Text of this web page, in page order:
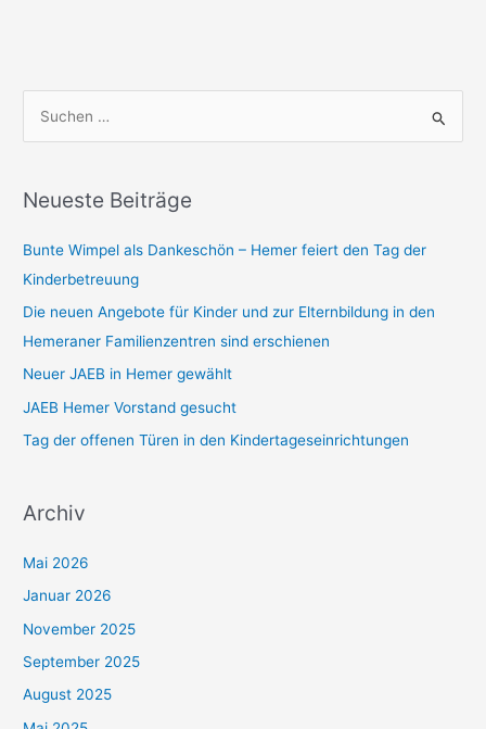
h
n
n
a
c
h
Neueste Beiträge
Bunte Wimpel als Dankeschön – Hemer feiert den Tag der
Kinderbetreuung
Die neuen Angebote für Kinder und zur Elternbildung in den
Hemeraner Familienzentren sind erschienen
Neuer JAEB in Hemer gewählt
JAEB Hemer Vorstand gesucht
Tag der offenen Türen in den Kindertageseinrichtungen
Archiv
Mai 2026
Januar 2026
November 2025
September 2025
August 2025